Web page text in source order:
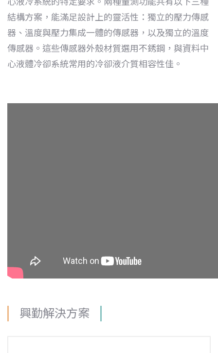
結構方案，能滿足設計上的靈活性：獨立的壓力傳感
器、溫度與壓力集成一體的傳感器，以及獨立的溫度
傳感器。這些傳感器外殼材質選用不銹鋼，與資料中
心液體冷卻系統常用的冷卻液介質相容性佳。
興勤解決方案